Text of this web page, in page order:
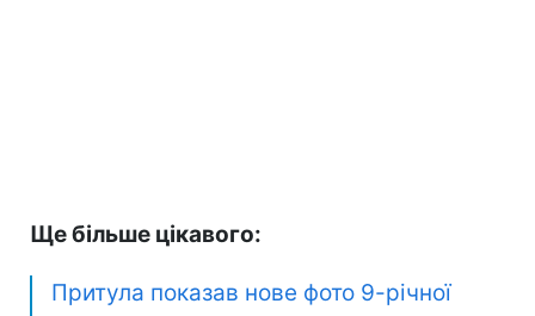
Ще більше цікавого:
Притула показав нове фото 9-річної